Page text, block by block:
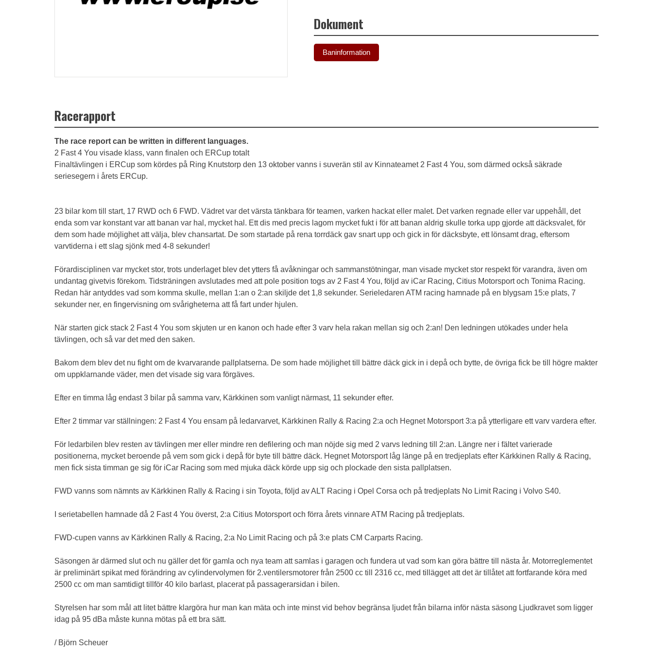
Dokument
Baninformation
Racerapport
The race report can be written in different languages.
2 Fast 4 You visade klass, vann finalen och ERCup totalt
Finaltävlingen i ERCup som kördes på Ring Knutstorp den 13 oktober vanns i suverän stil av Kinnateamet 2 Fast 4 You, som därmed också säkrade
seriesegern i årets ERCup.
23 bilar kom till start, 17 RWD och 6 FWD. Vädret var det värsta tänkbara för teamen, varken hackat eller malet. Det varken regnade eller var uppehåll, det
enda som var konstant var att banan var hal, mycket hal. Ett dis med precis lagom mycket fukt i för att banan aldrig skulle torka upp gjorde att däcksvalet, för
dem som hade möjlighet att välja, blev chansartat. De som startade på rena torrdäck gav snart upp och gick in för däcksbyte, ett lönsamt drag, eftersom
varvtiderna i ett slag sjönk med 4-8 sekunder!
Förardisciplinen var mycket stor, trots underlaget blev det ytters få avåkningar och sammanstötningar, man visade mycket stor respekt för varandra, även om
undantag givetvis förekom. Tidsträningen avslutades med att pole position togs av 2 Fast 4 You, följd av iCar Racing, Citius Motorsport och Tonima Racing.
Redan här antyddes vad som komma skulle, mellan 1:an o 2:an skiljde det 1,8 sekunder. Serieledaren ATM racing hamnade på en blygsam 15:e plats, 7
sekunder ner, en fingervisning om svårigheterna att få fart under hjulen.
När starten gick stack 2 Fast 4 You som skjuten ur en kanon och hade efter 3 varv hela rakan mellan sig och 2:an! Den ledningen utökades under hela
tävlingen, och så var det med den saken.
Bakom dem blev det nu fight om de kvarvarande pallplatserna. De som hade möjlighet till bättre däck gick in i depå och bytte, de övriga fick be till högre makter
om uppklarnande väder, men det visade sig vara förgäves.
Efter en timma låg endast 3 bilar på samma varv, Kärkkinen som vanligt närmast, 11 sekunder efter.
Efter 2 timmar var ställningen: 2 Fast 4 You ensam på ledarvarvet, Kärkkinen Rally & Racing 2:a och Hegnet Motorsport 3:a på ytterligare ett varv vardera efter.
För ledarbilen blev resten av tävlingen mer eller mindre ren defilering och man nöjde sig med 2 varvs ledning till 2:an. Längre ner i fältet varierade
positionerna, mycket beroende på vem som gick i depå för byte till bättre däck. Hegnet Motorsport låg länge på en tredjeplats efter Kärkkinen Rally & Racing,
men fick sista timman ge sig för iCar Racing som med mjuka däck körde upp sig och plockade den sista pallplatsen.
FWD vanns som nämnts av Kärkkinen Rally & Racing i sin Toyota, följd av ALT Racing i Opel Corsa och på tredjeplats No Limit Racing i Volvo S40.
I serietabellen hamnade då 2 Fast 4 You överst, 2:a Citius Motorsport och förra årets vinnare ATM Racing på tredjeplats.
FWD-cupen vanns av Kärkkinen Rally & Racing, 2:a No Limit Racing och på 3:e plats CM Carparts Racing.
Säsongen är därmed slut och nu gäller det för gamla och nya team att samlas i garagen och fundera ut vad som kan göra bättre till nästa år. Motorreglementet
är preliminärt spikat med förändring av cylindervolymen för 2.ventilersmotorer från 2500 cc till 2316 cc, med tillägget att det är tillåtet att fortfarande köra med
2500 cc om man samtidigt tillför 40 kilo barlast, placerat på passagerarsidan i bilen.
Styrelsen har som mål att litet bättre klargöra hur man kan mäta och inte minst vid behov begränsa ljudet från bilarna inför nästa säsong Ljudkravet som ligger
idag på 95 dBa måste kunna mötas på ett bra sätt.
/ Björn Scheuer